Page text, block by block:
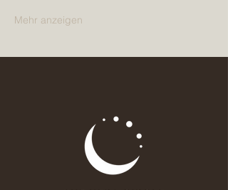
Mehr anzeigen